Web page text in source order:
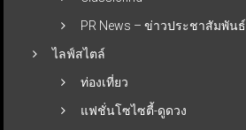
PR News – ข่าวประชาสัมพันธ์
ไลฟ์สไตล์
ท่องเที่ยว
แฟชั่นโซไซตี้-ดูดวง